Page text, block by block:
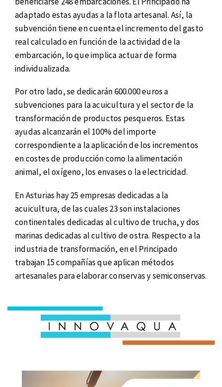
adaptado estas ayudas a la flota artesanal. Así, la
subvención tiene en cuenta el incremento del gasto
real calculado en función de la actividad de la
embarcación, lo que implica actuar de forma
individualizada.
Por otro lado, se dedicarán 600.000 euros a
subvenciones para la acuicultura y el sector de la
transformación de productos pesqueros. Estas
ayudas alcanzarán el 100% del importe
correspondiente a la aplicación de los incrementos
en costes de producción como la alimentación
animal, el oxígeno, los envases o la electricidad.
En Asturias hay 25 empresas dedicadas a la
acuicultura, de las cuales 23 son instalaciones
continentales dedicadas al cultivo de trucha, y dos
marinas dedicadas al cultivo de ostra. Respecto a la
industria de transformación, en el Principado
trabajan 15 compañías que aplican métodos
artesanales para elaborar conservas y semiconservas.